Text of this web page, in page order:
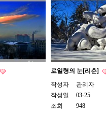
로일령의 눈[리춘]
작성자
관리자
작성일
03-25
조회
948